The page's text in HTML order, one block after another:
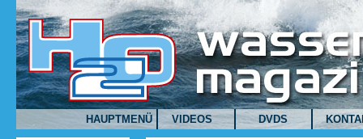
Direkt zum Inhalt
HAUPTMENÜ VIDEOS DVDS